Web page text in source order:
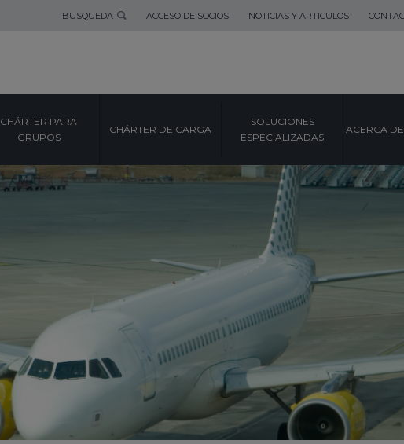
BUSQUEDA ACCESO DE SOCIOS NOTICIAS Y ARTICULOS
CHÁRTER PARA
GRUPOS
CHÁRTER DE CARGA
SOLUCIONES
ESPECIALIZADAS
ACERCA